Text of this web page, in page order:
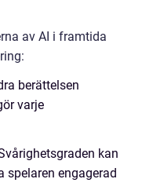
av AI i framtida
berättelsen
varje
kan
engagerad